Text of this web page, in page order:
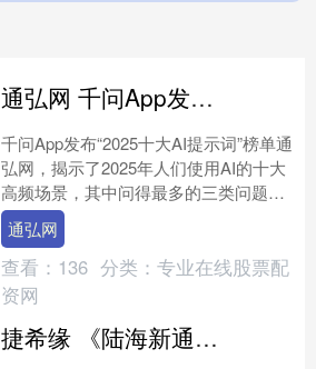
通弘网 千问App发布2025十大AI提示词，股票位列榜首
千问App发布“2025十大AI提示词”榜单通
弘网，揭示了2025年人们使用AI的十大
高频场景，其中问得最多的三类问题为
股票、八字和情感咨询。本次入选的十
大高频....
通弘网
查看： 136 分类： 专业在线股票配
资网
捷希缘 《陆海新通道合作机会清单》在渝首度发布 涉及“渝车出海”“通道精品航线”等